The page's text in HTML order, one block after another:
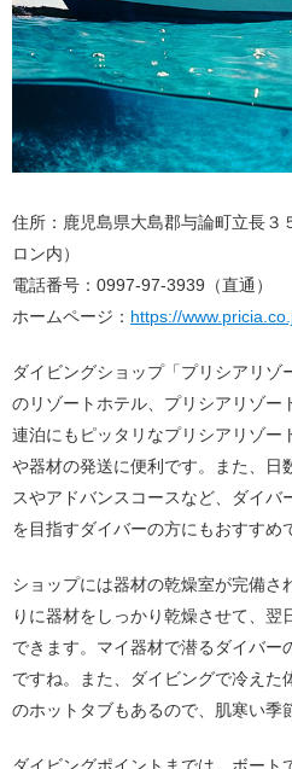
住所：鹿児島県大島郡与論町立長３
ロン内）
電話番号：0997-97-3939（直通）
ホームページ： https://
ダイビングショップ「プリシアリ
のリゾートホテル、プリシアリゾー
連泊にもピッタリなプリシアリゾー
や器材の発送に便利です。また、日
スやアドバンスコースなど、ダイ
を目指すダイバーの方にもおすすめ
ショップには器材の乾燥室が完備さ
りに器材をしっかり乾燥させて、翌
できます。マイ器材で潜るダイバー
ですね。また、ダイビングで冷えた
のホットタブもあるので、肌寒い季